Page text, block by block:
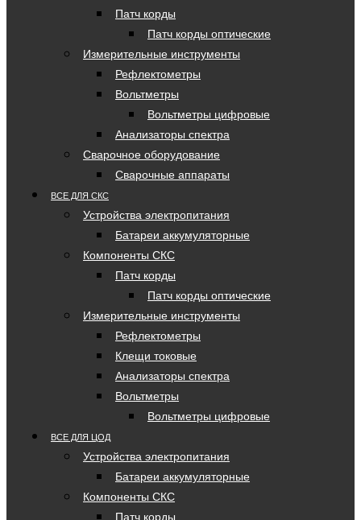
Патч корды
Патч корды оптические
Измерительные инструменты
Рефлектометры
Вольтметры
Вольтметры цифровые
Анализаторы спектра
Сварочное оборудование
Сварочные аппараты
ВСЕ ДЛЯ СКС
Устройства электропитания
Батареи аккумуляторные
Компоненты СКС
Патч корды
Патч корды оптические
Измерительные инструменты
Рефлектометры
Клещи токовые
Анализаторы спектра
Вольтметры
Вольтметры цифровые
ВСЕ ДЛЯ ЦОД
Устройства электропитания
Батареи аккумуляторные
Компоненты СКС
Патч корды